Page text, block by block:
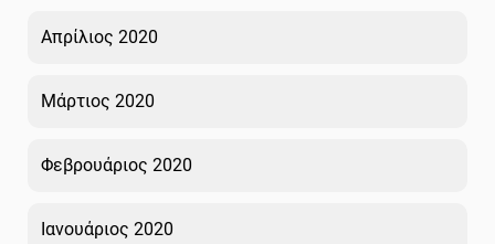
Απρίλιος 2020
Μάρτιος 2020
Φεβρουάριος 2020
Ιανουάριος 2020